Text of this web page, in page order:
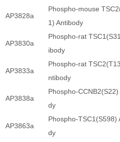
AP3828a
Phospho-mouse
1) Antibody
AP3830a
Phospho-rat
ibody
AP3833a
Phospho-rat
ntibody
AP3838a
Phospho-CCNB2(S22)
dy
AP3863a
Phospho-TSC1(S598)
dy